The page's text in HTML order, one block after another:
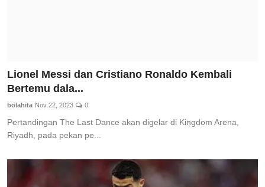
Lionel Messi dan Cristiano Ronaldo Kembali
Bertemu dala...
bolahita Nov 22, 2023 0
Pertandingan The Last Dance akan digelar di Kingdom Arena,
Riyadh, pada pekan pe...